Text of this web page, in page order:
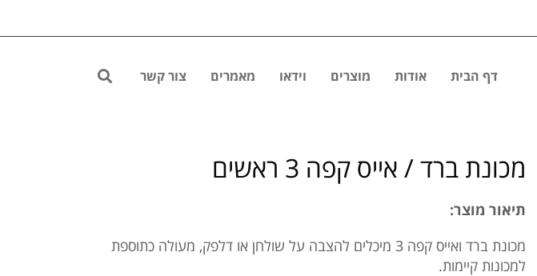
דף הבית אודות מוצרים וידאו מאמרים צור קשר
מכונת ברד / אייס קפה 3 ראשים
תיאור מוצר:
מכונת ברד ואייס קפה 3 מיכלים להצבה על שולחן או דלפק, מעולה כתוספת
למכונות קיימות.